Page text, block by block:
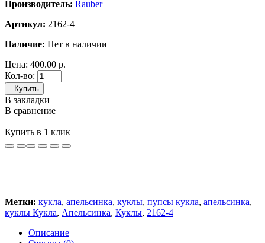
Производитель: Rauber
Артикул: 2162-4
Наличие: Нет в наличии
Цена: 400.00 р.
Кол-во:
Купить
В закладки
В сравнение
Купить в 1 клик
Метки: кукла, апельсинка, куклы, пупсы кукла, апельсинка,
куклы Кукла, Апельсинка, Куклы, 2162-4
Описание